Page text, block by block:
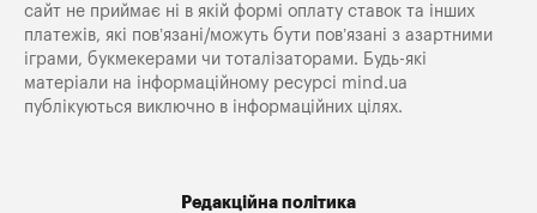
сайт не приймає ні в якій формі оплату ставок та інших
платежів, які пов’язані/можуть бути пов’язані з азартними
іграми, букмекерами чи тоталізаторами. Будь-які
матеріали на інформаційному ресурсі mind.ua
публікуються виключно в інформаційних цілях.
Редакційна політика